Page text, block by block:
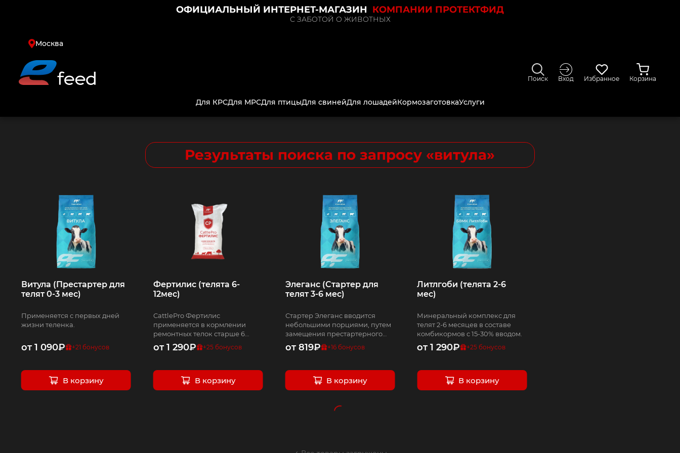
ОФИЦИАЛЬНЫЙ ИНТЕРНЕТ-МАГАЗИН КОМПАНИИ ПРОТЕКТФИД
С ЗАБОТОЙ О ЖИВОТНЫХ
Москва
Поиск Вход Избранное Корзина
Для КРСДля МРСДля птицыДля свинейДля лошадейКормозаготовкаУслуги
Результаты поиска по запросу «витула»
Витула (Престартер для
телят 0-3 мес)
Применяется с первых дней
жизни теленка.
от1 090₽ +21 бонусов
В корзину
Фертилис (телята 6-
12мес)
CattlePro Фертилис
применяется в кормлении
ремонтных телок старше 6
месяцев.
от1 290₽ +25бонусов
В корзину
Элеганс (Стартер для
телят 3-6 мес)
Стартер Элеганс вводится
небольшими порциями, путем
замещения престартерного
комбикорма Витула.
от819₽ +16бонусов
В корзину
Литлгоби (телята 2-6
мес)
Минеральный комплекс для
телят 2-6 месяцев в составе
комбикормов с 15-30% вводом.
от1 290₽ +25 бонусов
В корзину